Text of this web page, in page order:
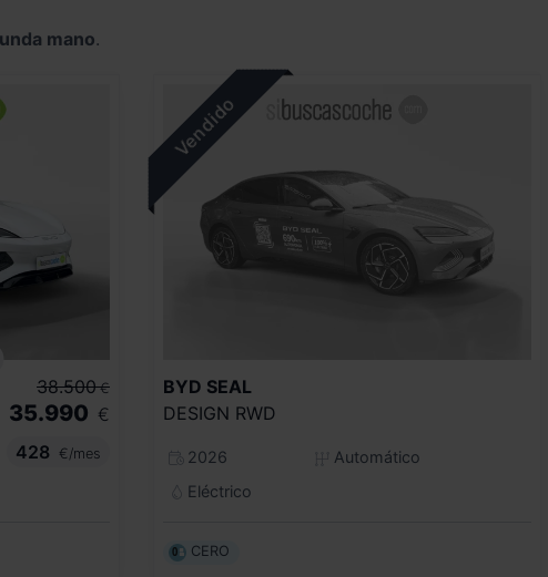
mano.
38.500 €
35.990 €
428
€/mes
BYD SEAL
DESIGN RWD
2026
Automático
Eléctrico
CERO